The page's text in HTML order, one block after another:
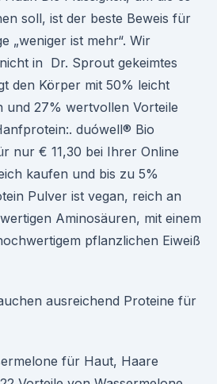
soll, ist der beste Beweis für
„weniger ist mehr“. Wir
in Dr. Sprout gekeimtes
den Körper mit 50% leicht
und 27% wertvollen Vorteile
duówell® Bio
nur € 11,30 bei Ihrer Online
kaufen und bis zu 5%
Pulver ist vegan, reich an
Aminosäuren, mit einem
pflanzlichen Eiweiß
ausreichend Proteine für
für Haut, Haare